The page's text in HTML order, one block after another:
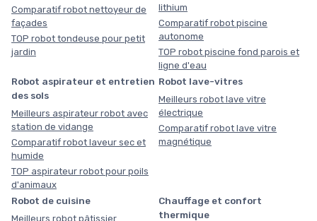
Comparatif robot nettoyeur de
façades
TOP robot tondeuse pour petit
jardin
lithium
Comparatif robot piscine
autonome
TOP robot piscine fond parois et
ligne d'eau
Robot aspirateur et entretien
des sols
Meilleurs aspirateur robot avec
station de vidange
Comparatif robot laveur sec et
humide
TOP aspirateur robot pour poils
d'animaux
Robot lave-vitres
Meilleurs robot lave vitre
électrique
Comparatif robot lave vitre
magnétique
Robot de cuisine
Meilleurs robot pâtissier
Chauffage et confort
thermique